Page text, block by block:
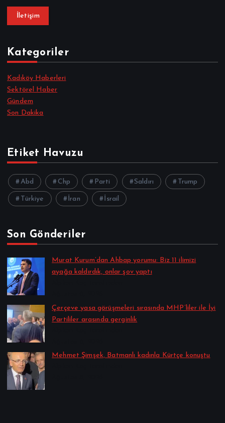
İletişim
Kategoriler
Kadıköy Haberleri
Sektörel Haber
Gündem
Son Dakika
Etiket Havuzu
Abd Chp Parti Saldırı Trump
Türkiye İran İsrail
Son Gönderiler
Murat Kurum’dan Ahbap yorumu: Biz 11 ilimizi
ayağa kaldırdık, onlar şov yaptı
Çerçeve yasa görüşmeleri sırasında MHP’liler ile İyi
Partililer arasında gerginlik
Mehmet Şimşek, Batmanlı kadınla Kürtçe konuştu